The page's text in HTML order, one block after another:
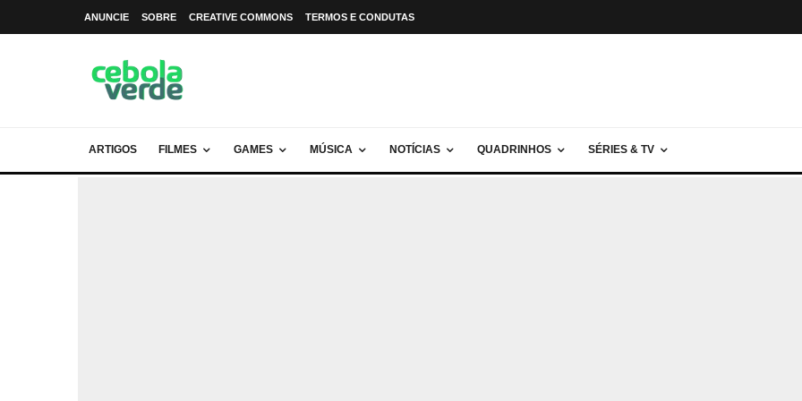
ANUNCIE SOBRE CREATIVE COMMONS TERMOS E CONDUTAS
ARTIGOS FILMES GAMES MÚSICA NOTÍCIAS QUADRINHOS SÉRIES & TV